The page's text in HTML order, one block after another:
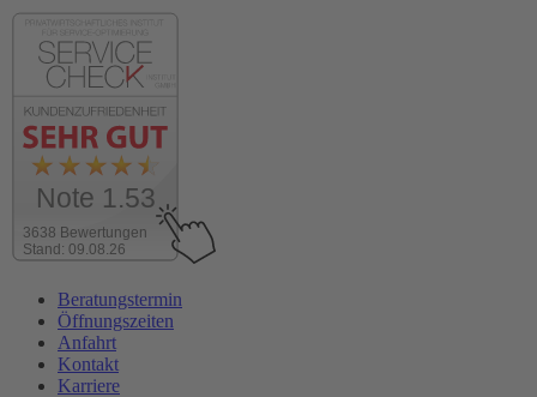
3638 Bewertungen
Stand: 09.08.26
Note 1.53
Inhalt
wechseln
Beratungstermin
Öffnungszeiten
Anfahrt
Kontakt
Karriere